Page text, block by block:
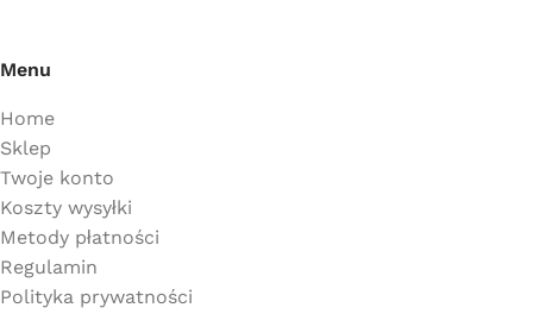
Menu
Home
Sklep
Twoje konto
Koszty wysyłki
Metody płatności
Regulamin
Polityka prywatności